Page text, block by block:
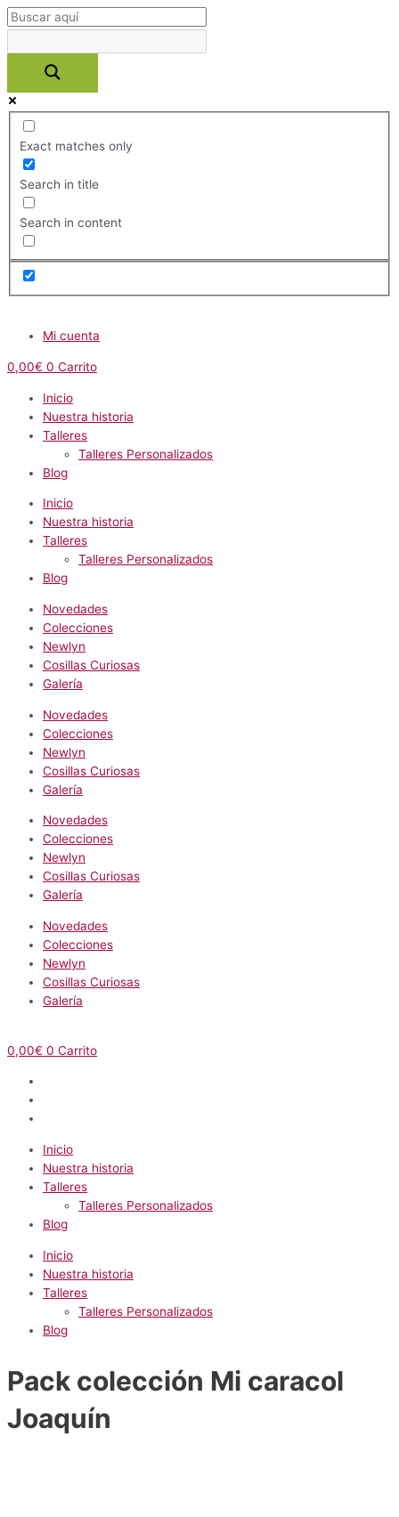
Ir
al
contenido
Exact matches only
Search in title
Search in content
Menú Mi cuenta
0,00€ 0 Carrito
Inicio
Nuestra historia
Talleres
Talleres Personalizados
Blog
Inicio
Nuestra historia
Talleres
Talleres Personalizados
Blog
Novedades
Colecciones
Newlyn
Cosillas Curiosas
Galería
Novedades
Colecciones
Newlyn
Cosillas Curiosas
Galería
Novedades
Colecciones
Newlyn
Cosillas Curiosas
Galería
Novedades
Colecciones
Newlyn
Cosillas Curiosas
Galería
0,00€ 0 Carrito
Inicio
Nuestra historia
Talleres
Talleres Personalizados
Blog
Inicio
Nuestra historia
Talleres
Talleres Personalizados
Blog
Pack colección Mi caracol
Joaquín